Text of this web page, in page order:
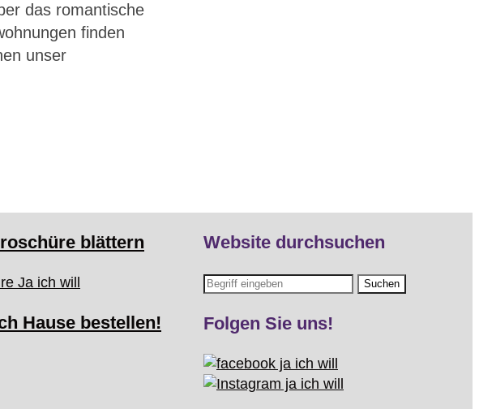
das romantische
finden
unser
blättern
Hause bestellen!
Website durchsuchen
Folgen Sie uns!